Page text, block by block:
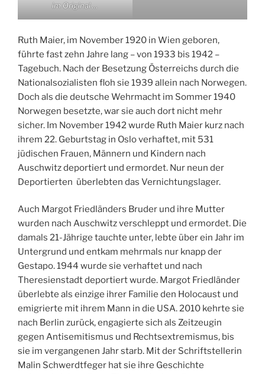
im Original …
Ruth Maier, im November 1920 in Wien geboren,
führte fast zehn Jahre lang – von 1933 bis 1942 –
Tagebuch. Nach der Besetzung Österreichs durch die
Nationalsozialisten floh sie 1939 allein nach Norwegen.
Doch als die deutsche Wehrmacht im Sommer 1940
Norwegen besetzte, war sie auch dort nicht mehr
sicher. Im November 1942 wurde Ruth Maier kurz nach
ihrem 22. Geburtstag in Oslo verhaftet, mit 531
jüdischen Frauen, Männern und Kindern nach
Auschwitz deportiert und ermordet. Nur neun der
Deportierten überlebten das Vernichtungslager.
Auch Margot Friedländers Bruder und ihre Mutter
wurden nach Auschwitz verschleppt und ermordet. Die
damals 21-Jährige tauchte unter, lebte über ein Jahr im
Untergrund und entkam mehrmals nur knapp der
Gestapo. 1944 wurde sie verhaftet und nach
Theresienstadt deportiert wurde. Margot Friedländer
überlebte als einzige ihrer Familie den Holocaust und
emigrierte mit ihrem Mann in die USA. 2010 kehrte sie
nach Berlin zurück, engagierte sich als Zeitzeugin
gegen Antisemitismus und Rechtsextremismus, bis
sie im vergangenen Jahr starb. Mit der Schriftstellerin
Malin Schwerdtfeger hat sie ihre Geschichte